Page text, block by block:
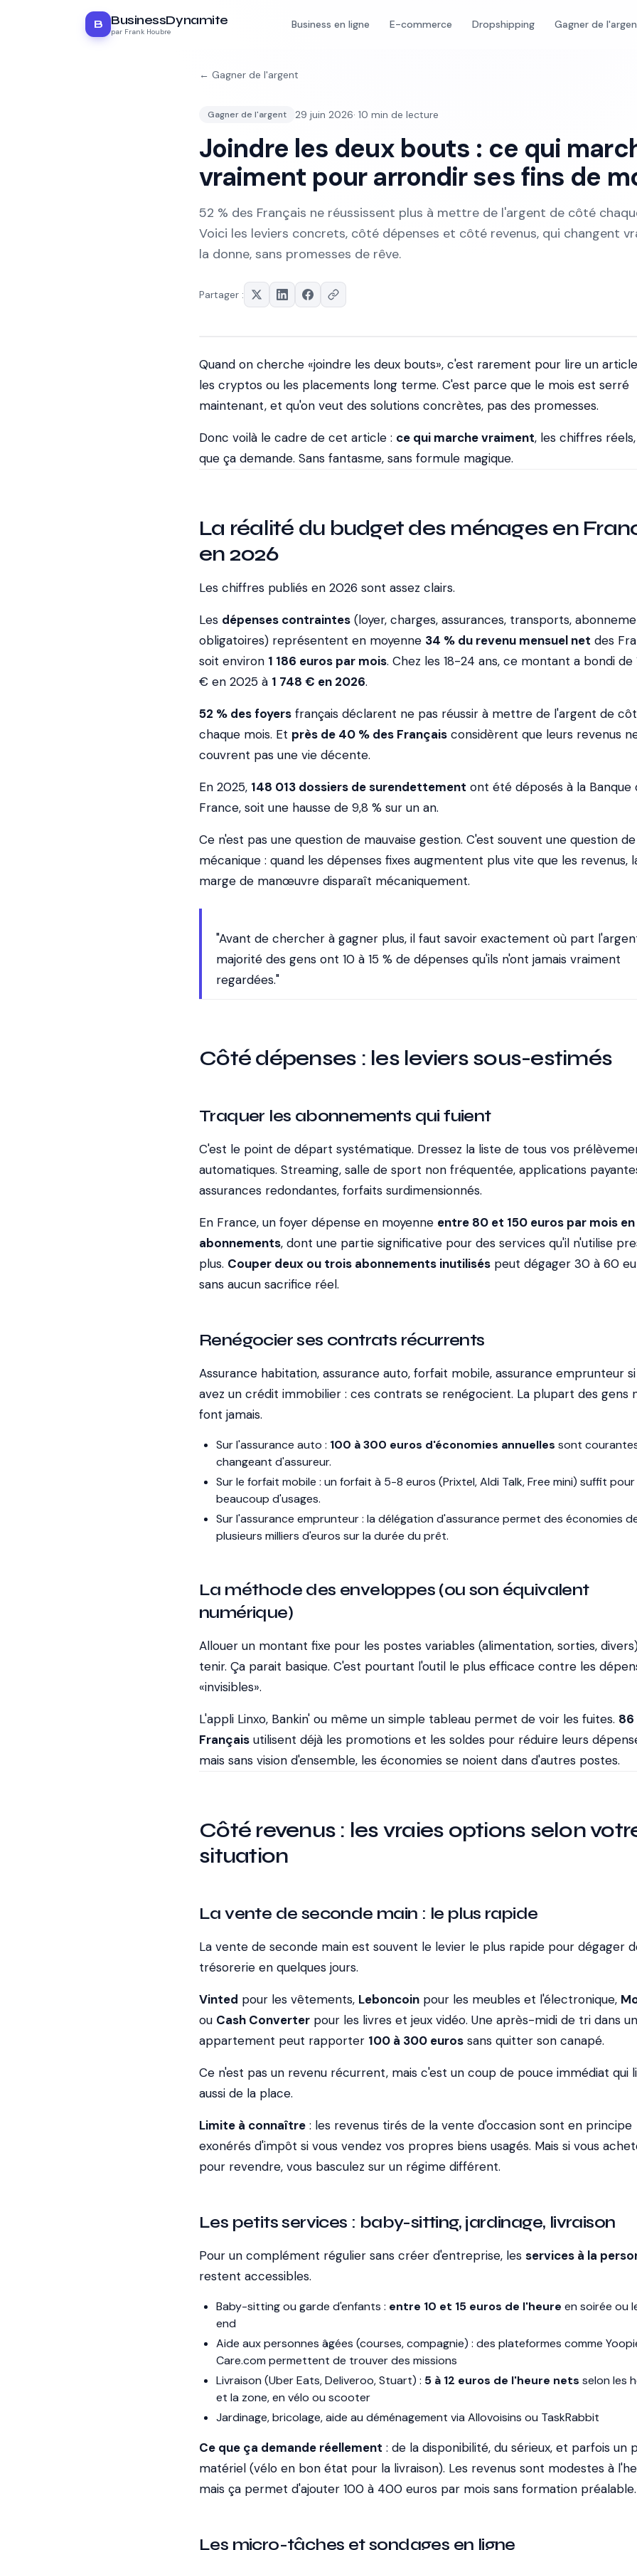
B BusinessDynamite
par Frank Houbre
Business en ligne E-commerce Dropshipping Gagner de
← Gagner de l'argent
Gagner de l'argent 29 juin 2026· 10 min de lecture
Joindre les deux bouts : ce qui
vraiment pour arrondir ses fins de
52 % des Français ne réussissent plus à mettre de l'argent de côté
Voici les leviers concrets, côté dépenses et côté revenus, qui changent
la donne, sans promesses de rêve.
Partager :
Quand on cherche «joindre les deux bouts», c'est rarement pour lire un
les cryptos ou les placements long terme. C'est parce que le mois est serré
maintenant, et qu'on veut des solutions concrètes, pas des promesses.
Donc voilà le cadre de cet article : ce qui marche vraiment, les chiffres
que ça demande. Sans fantasme, sans formule magique.
La réalité du budget des ménages en
en 2026
Les chiffres publiés en 2026 sont assez clairs.
Les dépenses contraintes (loyer, charges, assurances, transports,
obligatoires) représentent en moyenne 34 % du revenu mensuel net des
soit environ 1 186 euros par mois. Chez les 18-24 ans, ce montant a bondi de
€ en 2025 à 1 748 € en 2026.
52 % des foyers français déclarent ne pas réussir à mettre de l'argent de
chaque mois. Et près de 40 % des Français considèrent que leurs revenus
couvrent pas une vie décente.
En 2025, 148 013 dossiers de surendettement ont été déposés à la Banque
France, soit une hausse de 9,8 % sur un an.
Ce n'est pas une question de mauvaise gestion. C'est souvent une question de
mécanique : quand les dépenses fixes augmentent plus vite que les revenus,
marge de manœuvre disparaît mécaniquement.
"Avant de chercher à gagner plus, il faut savoir exactement où part
majorité des gens ont 10 à 15 % de dépenses qu'ils n'ont jamais vraiment
regardées."
Côté dépenses : les leviers sous-estimés
Traquer les abonnements qui fuient
C'est le point de départ systématique. Dressez la liste de tous vos
automatiques. Streaming, salle de sport non fréquentée, applications
assurances redondantes, forfaits surdimensionnés.
En France, un foyer dépense en moyenne entre 80 et 150 euros par mois en
abonnements, dont une partie significative pour des services qu'il n'utilise
plus. Couper deux ou trois abonnements inutilisés peut dégager 30 à 60
sans aucun sacrifice réel.
Renégocier ses contrats récurrents
Assurance habitation, assurance auto, forfait mobile, assurance emprunteur
avez un crédit immobilier : ces contrats se renégocient. La plupart des gens
font jamais.
Sur l'assurance auto : 100 à 300 euros d'économies annuelles sont
changeant d'assureur.
Sur le forfait mobile : un forfait à 5-8 euros (Prixtel, Aldi Talk, Free mini) suffit pour
beaucoup d'usages.
Sur l'assurance emprunteur : la délégation d'assurance permet des économies
plusieurs milliers d'euros sur la durée du prêt.
La méthode des enveloppes (ou son équivalent
numérique)
Allouer un montant fixe pour les postes variables (alimentation, sorties,
tenir. Ça parait basique. C'est pourtant l'outil le plus efficace contre les
«invisibles».
L'appli Linxo, Bankin' ou même un simple tableau permet de voir les fuites. 86
Français utilisent déjà les promotions et les soldes pour réduire leurs
mais sans vision d'ensemble, les économies se noient dans d'autres postes.
Côté revenus : les vraies options selon
situation
La vente de seconde main : le plus rapide
La vente de seconde main est souvent le levier le plus rapide pour dégager
trésorerie en quelques jours.
Vinted pour les vêtements, Leboncoin pour les meubles et l'électronique,
ou Cash Converter pour les livres et jeux vidéo. Une après-midi de tri dans un
appartement peut rapporter 100 à 300 euros sans quitter son canapé.
Ce n'est pas un revenu récurrent, mais c'est un coup de pouce immédiat qui
aussi de la place.
Limite à connaître : les revenus tirés de la vente d'occasion sont en principe
exonérés d'impôt si vous vendez vos propres biens usagés. Mais si vous
pour revendre, vous basculez sur un régime différent.
Les petits services : baby-sitting, jardinage, livraison
Pour un complément régulier sans créer d'entreprise, les services à la
restent accessibles.
Baby-sitting ou garde d'enfants : entre 10 et 15 euros de l'heure en soirée ou
end
Aide aux personnes âgées (courses, compagnie) : des plateformes comme
Care.com permettent de trouver des missions
Livraison (Uber Eats, Deliveroo, Stuart) : 5 à 12 euros de l'heure nets selon les
et la zone, en vélo ou scooter
Jardinage, bricolage, aide au déménagement via Allovoisins ou TaskRabbit
Ce que ça demande réellement : de la disponibilité, du sérieux, et parfois un
matériel (vélo en bon état pour la livraison). Les revenus sont modestes à
mais ça permet d'ajouter 100 à 400 euros par mois sans formation préalable.
Les micro-tâches et sondages en ligne